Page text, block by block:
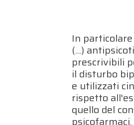
In
(...)
prescrivibili
il disturbo
e utilizzati
rispetto
quello del